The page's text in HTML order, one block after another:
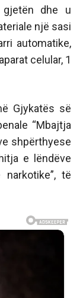
dhe u
një sasi
automatike,
celular, 1
Gjykatës së
“Mbajtja
shpërthyese
e lëndëve
të